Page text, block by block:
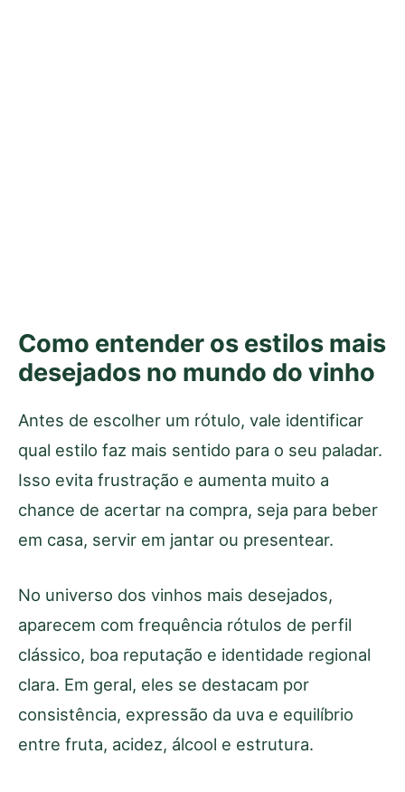
Como entender os estilos mais
desejados no mundo do vinho
Antes de escolher um rótulo, vale identificar
qual estilo faz mais sentido para o seu paladar.
Isso evita frustração e aumenta muito a
chance de acertar na compra, seja para beber
em casa, servir em jantar ou presentear.
No universo dos vinhos mais desejados,
aparecem com frequência rótulos de perfil
clássico, boa reputação e identidade regional
clara. Em geral, eles se destacam por
consistência, expressão da uva e equilíbrio
entre fruta, acidez, álcool e estrutura.